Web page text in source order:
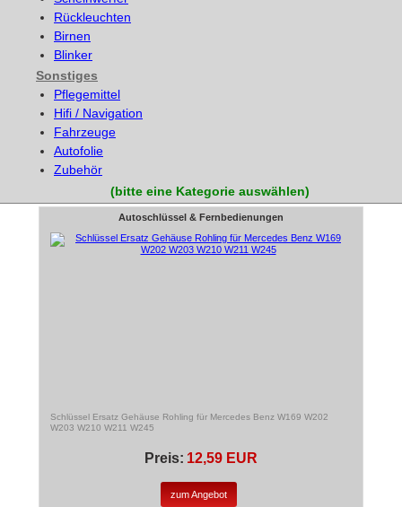
Rückleuchten
Birnen
Blinker
Sonstiges
Pflegemittel
Hifi / Navigation
Fahrzeuge
Autofolie
Zubehör
(bitte eine Kategorie auswählen)
Autoschlüssel & Fernbedienungen
Schlüssel Ersatz Gehäuse Rohling für Mercedes Benz W169 W202
W203 W210 W211 W245
Preis: 12,59 EUR
zum Angebot